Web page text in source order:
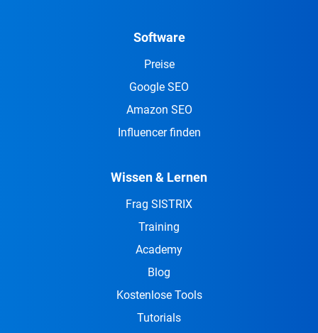
Software
Preise
Google SEO
Amazon SEO
Influencer finden
Wissen & Lernen
Frag SISTRIX
Training
Academy
Blog
Kostenlose Tools
Tutorials